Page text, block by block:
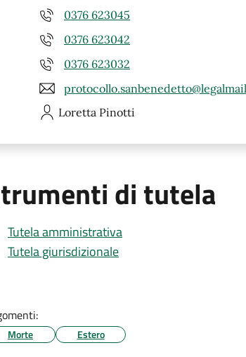
0376 623045
0376 623042
0376 623032
Loretta Pinotti
di tutela
Tutela amministrativa
Tutela giurisdizionale
Morte Estero